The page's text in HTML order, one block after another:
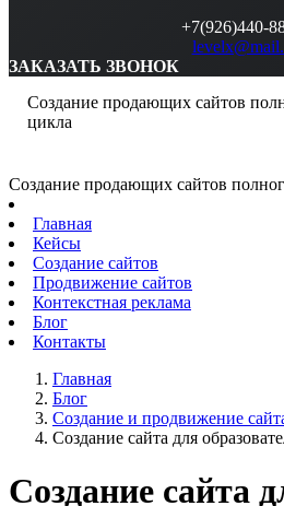
+7(926)440-
ЗАКАЗАТЬ ЗВОНОК
Создание продающих сайтов
цикла
Создание продающих сайтов
Главная
Кейсы
Создание сайтов
Продвижение сайтов
Контекстная реклама
Блог
Контакты
Главная
Блог
Создание и продвижение
Создание сайта для
Создание сайта